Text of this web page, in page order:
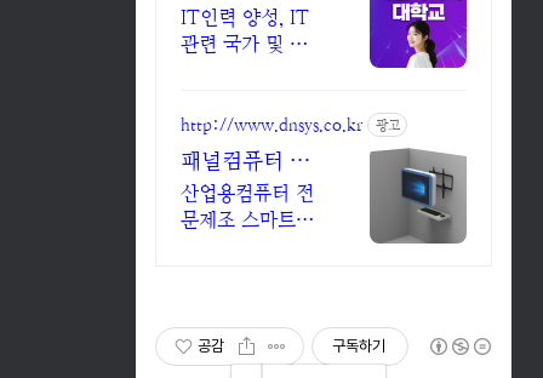
학교 컴퓨터공
학과 2026 가
IT인력 양성, IT
관련 국가 및 국
입생 수 1위 장학
금 지급 1위, 학
사 석사 박사 온
라인복수학위까
지
http://www.dnsys.co.kr 광고
패널컴퓨터 제
작문의 및 상담
산업용컴퓨터 전
문제조 스마트팩
공감 구독하기